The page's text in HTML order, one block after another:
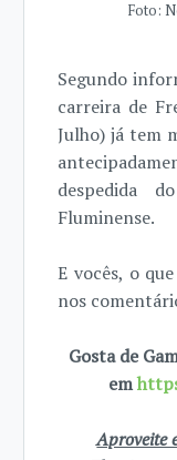
Foto:
Segundo
carreira de
Julho) já tem
despedida
Fluminense.
E vocês, o
nos
Gosta de
em
Aproveite